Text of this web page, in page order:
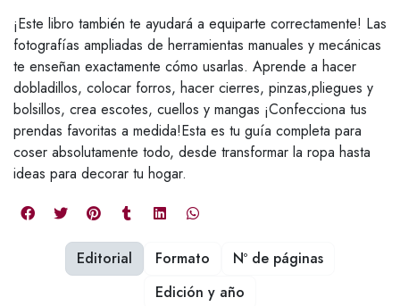
¡Este libro también te ayudará a equiparte correctamente! Las
fotografías ampliadas de herramientas manuales y mecánicas
te enseñan exactamente cómo usarlas. Aprende a hacer
dobladillos, colocar forros, hacer cierres, pinzas,pliegues y
bolsillos, crea escotes, cuellos y mangas ¡Confecciona tus
prendas favoritas a medida!Esta es tu guía completa para
coser absolutamente todo, desde transformar la ropa hasta
ideas para decorar tu hogar.
Editorial Formato
Nº de páginas
Edición y año